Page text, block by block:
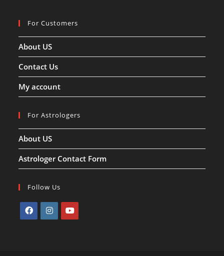
For Customers
About US
Contact Us
My account
For Astrologers
About US
Astrologer Contact Form
Follow Us